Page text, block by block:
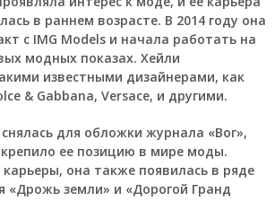
в раннем возрасте. В 2014 году она
с IMG Models и начала работать на
модных показах. Хейли
известными дизайнерами, как
& Gabbana, Versace, и другими.
для обложки журнала «Вог»,
ее позицию в мире моды.
она также появилась в ряде
«Дрожь земли» и «Дорогой Гранд